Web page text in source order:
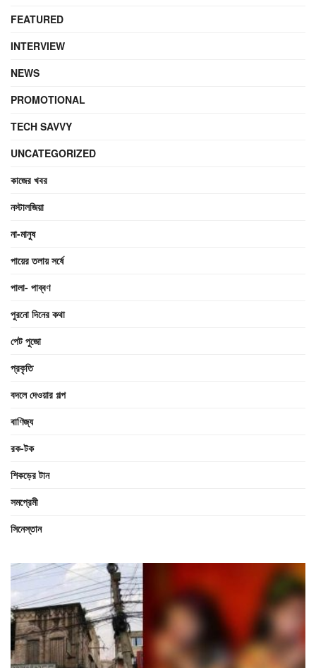
FEATURED
INTERVIEW
NEWS
PROMOTIONAL
TECH SAVVY
UNCATEGORIZED
কাজের খবর
নস্টালজিয়া
না-মানুষ
পায়ের তলায় সর্ষে
পালা- পাব্বণ
পুরনো দিনের কথা
পেট পুজো
প্রকৃতি
বদলে দেওয়ার গল্প
বাণিজ্য
রক-টক
শিকড়ের টান
সমপ্রেমী
সিনেস্তান